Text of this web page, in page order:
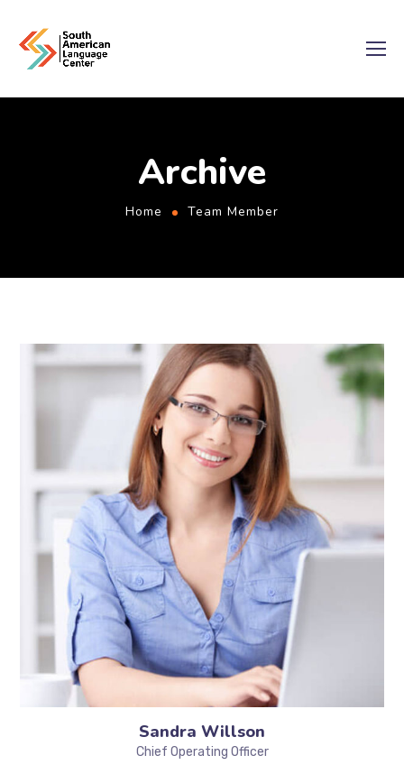
Archive
Home Team Member
Sandra Willson
Chief Operating Officer